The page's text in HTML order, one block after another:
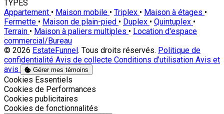
TYPES
Appartement • Maison mobile • Triplex • Maison à étages •
Fermette • Maison de plain-pied • Duplex • Quintuplex •
Terrain • Maison à paliers multiples • Location d'espace
commercial/Bureau
© 2026 EstateFunnel . Tous droits réservés. Politique de
confidentialité Avis de collecte Conditions d’utilisation Avis et
avis
Gérer mes témoins
Activer
Cookies Essentiels
Activer
Cookies de Performances
Activer
Cookies publicitaires
Activer
Cookies de fonctionnalités